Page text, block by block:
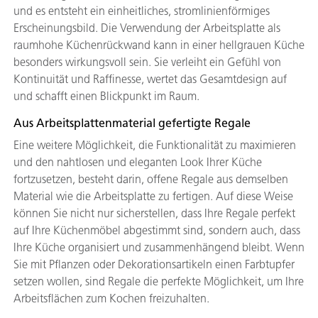
und es entsteht ein einheitliches, stromlinienförmiges
Erscheinungsbild. Die Verwendung der Arbeitsplatte als
raumhohe Küchenrückwand kann in einer hellgrauen Küche
besonders wirkungsvoll sein. Sie verleiht ein Gefühl von
Kontinuität und Raffinesse, wertet das Gesamtdesign auf
und schafft einen Blickpunkt im Raum.
Aus Arbeitsplattenmaterial gefertigte Regale
Eine weitere Möglichkeit, die Funktionalität zu maximieren
und den nahtlosen und eleganten Look Ihrer Küche
fortzusetzen, besteht darin, offene Regale aus demselben
Material wie die Arbeitsplatte zu fertigen. Auf diese Weise
können Sie nicht nur sicherstellen, dass Ihre Regale perfekt
auf Ihre Küchenmöbel abgestimmt sind, sondern auch, dass
Ihre Küche organisiert und zusammenhängend bleibt. Wenn
Sie mit Pflanzen oder Dekorationsartikeln einen Farbtupfer
setzen wollen, sind Regale die perfekte Möglichkeit, um Ihre
Arbeitsflächen zum Kochen freizuhalten.